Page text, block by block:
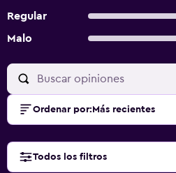
Regular
Malo
Ordenar por: Más recientes
Todos los filtros